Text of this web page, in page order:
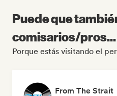
Puede que
comisarios/pros...
Porque estás visitando el
From The Strait